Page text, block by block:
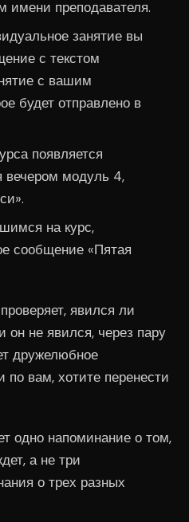
имени преподавателя.
занятие вы
с текстом
с вашим
будет отправлено в
появляется
вечером модуль 4,
на курс,
сообщение «Пятая
явился ли
он не явился, через пару
дружелюбное
вам, хотите перенести
одно напоминание о том,
а не три
о трех разных